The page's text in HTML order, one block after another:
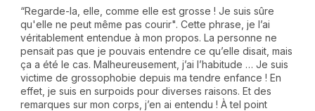
“Regarde-la, elle, comme elle est grosse ! Je suis sûre
qu'elle ne peut même pas courir". Cette phrase, je l’ai
véritablement entendue à mon propos. La personne ne
pensait pas que je pouvais entendre ce qu’elle disait, mais
ça a été le cas. Malheureusement, j’ai l’habitude … Je suis
victime de grossophobie depuis ma tendre enfance ! En
effet, je suis en surpoids pour diverses raisons. Et des
remarques sur mon corps, j’en ai entendu ! À tel point